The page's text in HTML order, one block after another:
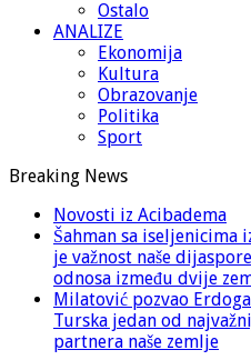
Ostalo
ANALIZE
Ekonomija
Kultura
Obrazovanje
Politika
Sport
Breaking News
Novosti iz Acibadema
Šahman sa iseljenicima
je važnost naše
odnosa između dvije
Milatović pozvao
Turska jedan od
partnera naše zemlje